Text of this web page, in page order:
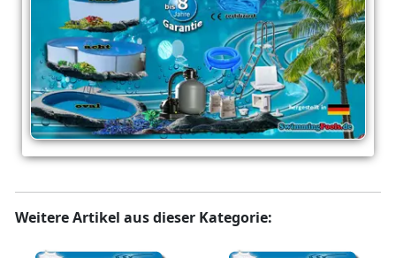
Weitere Artikel aus dieser Kategorie: